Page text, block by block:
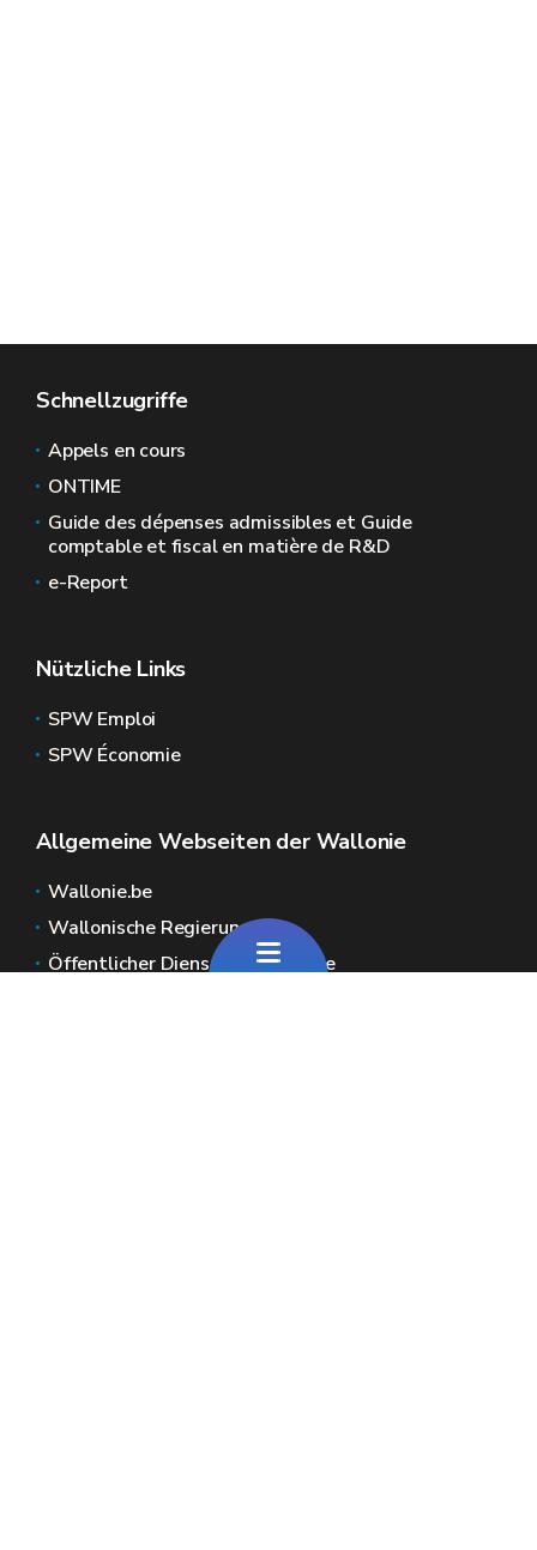
Schnellzugriffe
Appels en cours
ONTIME
Guide des dépenses admissibles et Guide
comptable et fiscal en matière de R&D
e-Report
Nützliche Links
SPW Emploi
SPW Économie
Allgemeine Webseiten der Wallonie
Wallonie.be
Wallonische Regierung
Öffentlicher Dienst der Wallonie